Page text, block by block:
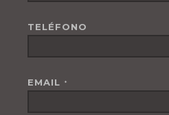
TELÉFONO
EMAIL *